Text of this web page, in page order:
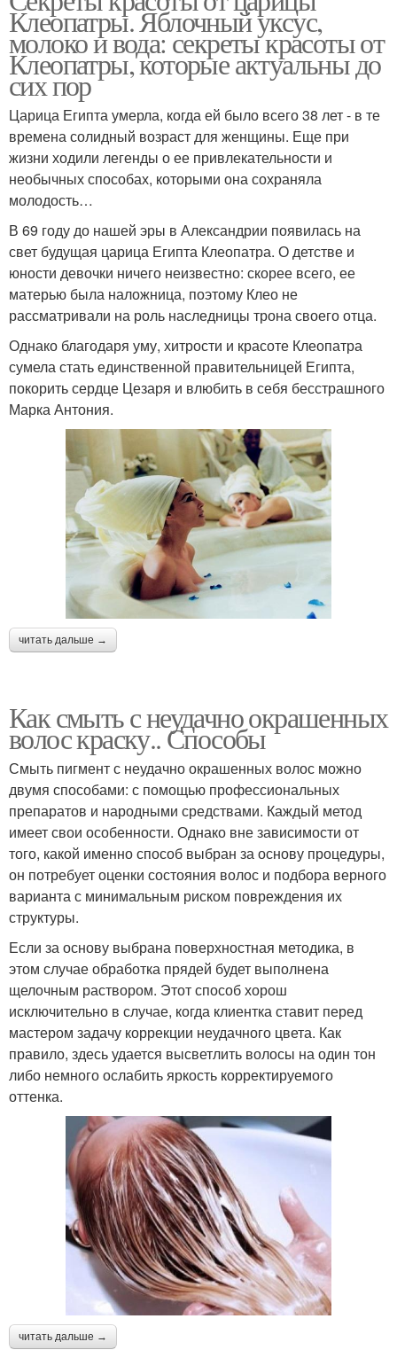
Клеопатры. Яблочный уксус,
молоко и вода: секреты красоты от
Клеопатры, которые актуальны до
сих пор
Царица Египта умерла, когда ей было всего 38 лет - в те
времена солидный возраст для женщины. Еще при
жизни ходили легенды о ее привлекательности и
необычных способах, которыми она сохраняла
молодость…
В 69 году до нашей эры в Александрии появилась на
свет будущая царица Египта Клеопатра. О детстве и
юности девочки ничего неизвестно: скорее всего, ее
матерью была наложница, поэтому Клео не
рассматривали на роль наследницы трона своего отца.
Однако благодаря уму, хитрости и красоте Клеопатра
сумела стать единственной правительницей Египта,
покорить сердце Цезаря и влюбить в себя бесстрашного
Марка Антония.
читать дальше →
Как смыть с неудачно окрашенных
волос краску.. Способы
Смыть пигмент с неудачно окрашенных волос можно
двумя способами: с помощью профессиональных
препаратов и народными средствами. Каждый метод
имеет свои особенности. Однако вне зависимости от
того, какой именно способ выбран за основу процедуры,
он потребует оценки состояния волос и подбора верного
варианта с минимальным риском повреждения их
структуры.
Если за основу выбрана поверхностная методика, в
этом случае обработка прядей будет выполнена
щелочным раствором. Этот способ хорош
исключительно в случае, когда клиентка ставит перед
мастером задачу коррекции неудачного цвета. Как
правило, здесь удается высветлить волосы на один тон
либо немного ослабить яркость корректируемого
оттенка.
читать дальше →